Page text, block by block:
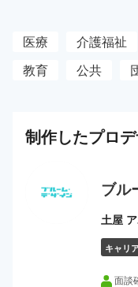
医療 介護福祉
教育
公共
制作したプロ
ブル
土屋
キャリ
面談